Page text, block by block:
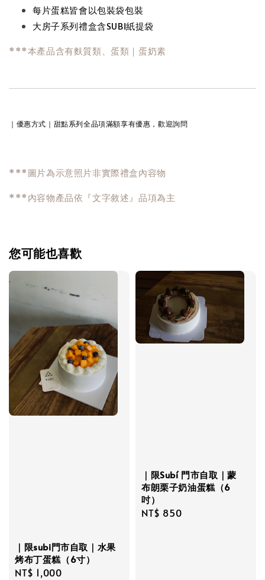
每片蛋糕皆會以包裝袋包裝
大房子系列禮盒含SUBI紙提袋
***本產品含有麩質類、蛋類｜蛋奶素
｜優惠方式｜ 甜點系列全品項滿額享有優惠，歡迎詢問
***圖片為示意照片非實際禮盒內容物
***內容物產品依『文字敘述』品項為主
您可能也喜歡
｜限subi門市自取｜水果
烤布丁蛋糕（6寸）
Regular
NT$ 1,000
｜限Subí 門市自取｜蒙
布朗栗子奶油蛋糕（6
吋）
Regular
NT$ 850